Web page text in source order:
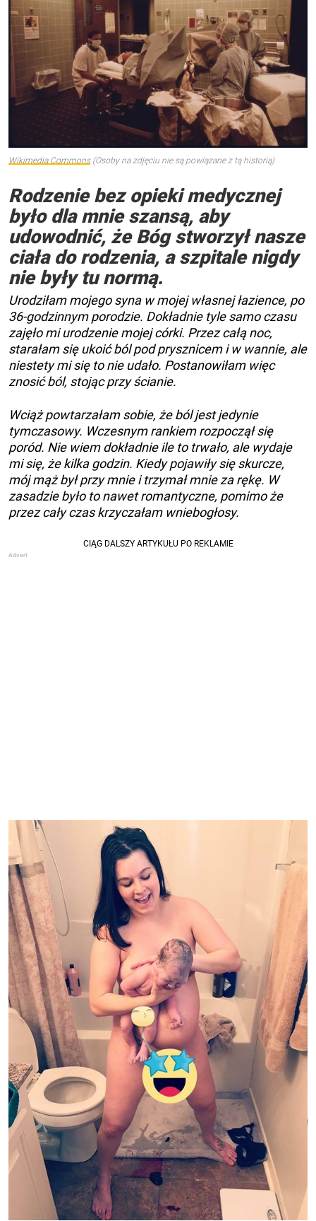
Wikimedia Commons(Osoby na zdjęciu nie są powiązane z tą historią)
Rodzenie bez opieki medycznej
było dla mnie szansą, aby
udowodnić, że Bóg stworzył nasze
ciała do rodzenia, a szpitale nigdy
nie były tu normą.
Urodziłam mojego syna w mojej własnej łazience, po
36-godzinnym porodzie. Dokładnie tyle samo czasu
zajęło mi urodzenie mojej córki. Przez całą noc,
starałam się ukoić ból pod prysznicem i w wannie, ale
niestety mi się to nie udało. Postanowiłam więc
znosić ból, stojąc przy ścianie.
Wciąż powtarzałam sobie, że ból jest jedynie
tymczasowy. Wczesnym rankiem rozpoczął się
poród. Nie wiem dokładnie ile to trwało, ale wydaje
mi się, że kilka godzin. Kiedy pojawiły się skurcze,
mój mąż był przy mnie i trzymał mnie za rękę. W
zasadzie było to nawet romantyczne, pomimo że
przez cały czas krzyczałam wniebogłosy.